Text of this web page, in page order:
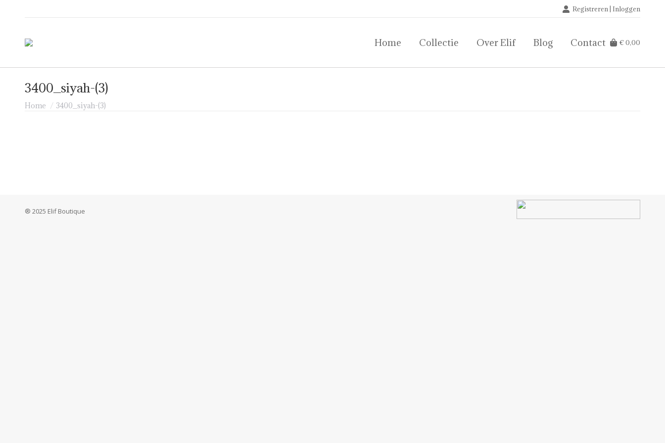
Registreren | Inloggen
Home Collectie Over Elif Blog Contact €0,00
3400_siyah-(3)
Je bent hier:
Home 3400_siyah-(3)
® 2025 Elif Boutique
Home Collectie Over Elif Blog Contact €0,00